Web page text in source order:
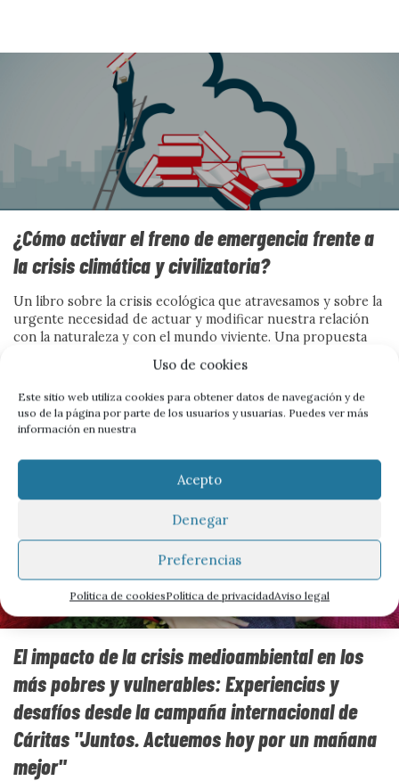
Uso de cookies
Este sitio web utiliza cookies para obtener datos de navegación y de
uso de la página por parte de los usuarios y usuarias. Puedes ver más
información en nuestra
Acepto
Denegar
Preferencias
Política de cookiesPolítica de privacidadAviso legal
amor es el antídoto
Cuando el miedo se organiza en discursos, políticas y
gestos cotidianos, la convivencia se vuelve frágil. Este
número mira de frente los discursos de odio, pero no se
queda en la denuncia: busca las grietas por donde abrir
comunidad. Frente a la sospecha, propone
contranarrativas capaces de escuchar, vincular y
sostener vidas dignas, para imaginar juntas una sociedad
menos herida y más habitable.
Ver más
Industria del odio, vida
cotidiana y vínculos
comunitarios
Por Jesús Migallón y Nuria López
¿Cómo activar el freno de emergencia frente a
la crisis climática y civilizatoria?
Un libro sobre la crisis ecológica que atravesamos y sobre la
urgente necesidad de actuar y modificar nuestra relación
con la naturaleza y con el mundo viviente. Una propuesta
esperanzadora para abandonar las leyes de hierro del
sistema capitalista y empezar a construir los futuros
posibles de sociedades más justas, más igualitarias y en
equilibrio con la naturaleza. <br/>Por Mario Arroyo
El impacto de la crisis medioambiental en los
más pobres y vulnerables: Experiencias y
desafíos desde la campaña internacional de
Cáritas "Juntos. Actuemos hoy por un mañana
mejor"